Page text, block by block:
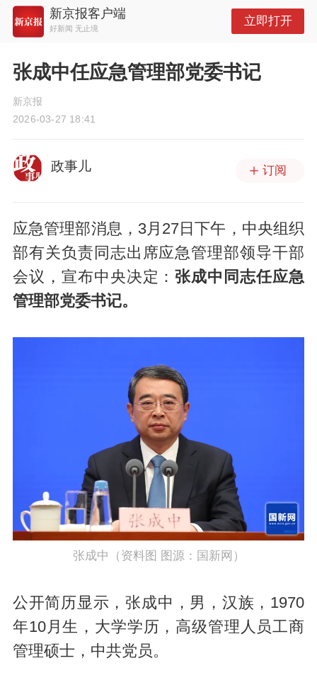
新京报客户端
好新闻 无止境
立即打开
张成中任应急管理部党委书记
新京报
2026-03-27 18:41
政事儿 订阅
应急管理部消息，3月27日下午，中央组织
部有关负责同志出席应急管理部领导干部
会议，宣布中央决定：张成中同志任应急
管理部党委书记。
张成中（资料图 图源：国新网）
公开简历显示，张成中，男，汉族，1970
年10月生，大学学历，高级管理人员工商
管理硕士，中共党员。